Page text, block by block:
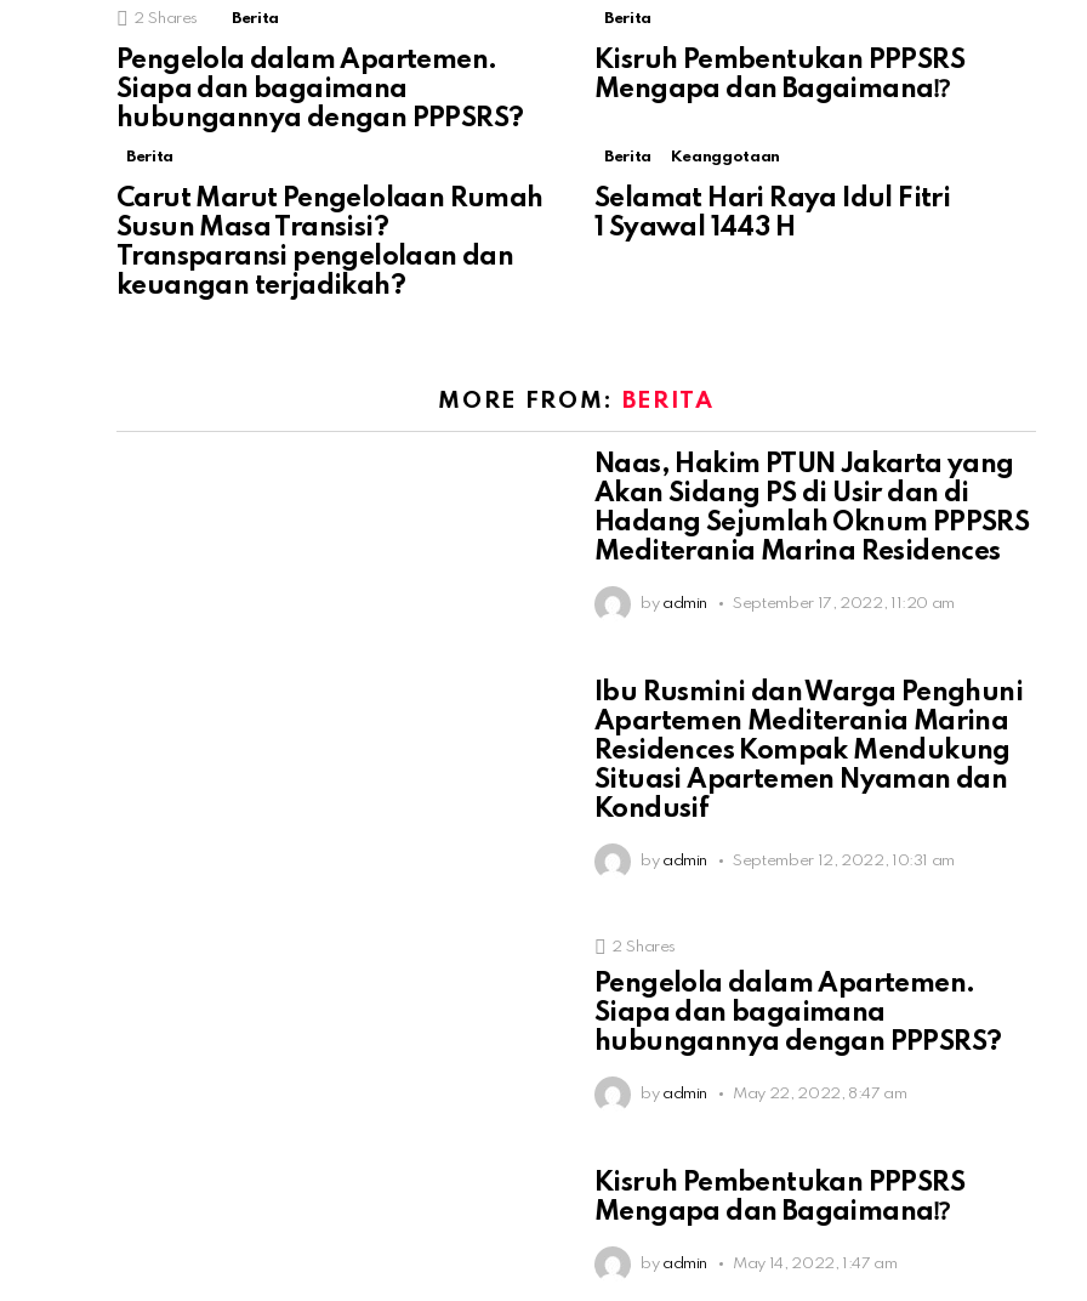
2 Shares Berita
Pengelola dalam Apartemen.
Siapa dan bagaimana
hubungannya dengan PPPSRS?
Berita
Kisruh Pembentukan PPPSRS
Mengapa dan Bagaimana⁉️
Berita
Carut Marut Pengelolaan Rumah
Susun Masa Transisi?
Transparansi pengelolaan dan
keuangan terjadikah?
Berita Keanggotaan
Selamat Hari Raya Idul Fitri
1 Syawal 1443 H
MORE FROM: BERITA
Naas, Hakim PTUN Jakarta yang
Akan Sidang PS di Usir dan di
Hadang Sejumlah Oknum PPPSRS
Mediterania Marina Residences
by admin September 17, 2022, 11:20 am
Ibu Rusmini dan Warga Penghuni
Apartemen Mediterania Marina
Residences Kompak Mendukung
Situasi Apartemen Nyaman dan
Kondusif
by admin September 12, 2022, 10:31 am
2 Shares
Pengelola dalam Apartemen.
Siapa dan bagaimana
hubungannya dengan PPPSRS?
by admin May 22, 2022, 8:47 am
Kisruh Pembentukan PPPSRS
Mengapa dan Bagaimana⁉️
by admin May 14, 2022, 1:47 am